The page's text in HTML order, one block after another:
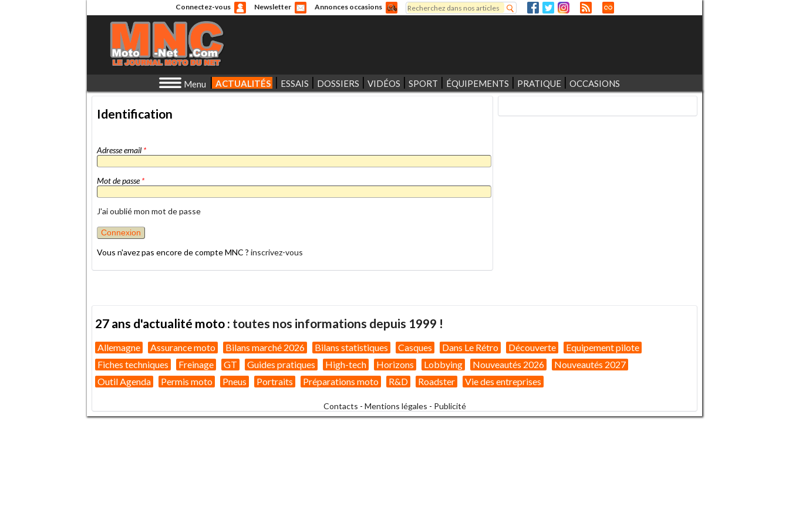
Connectez-vous Newsletter Annonces occasions
Formulaire de recherche
Rechercher
Menu ACTUALITÉS ESSAIS DOSSIERS VIDÉOS SPORT ÉQUIPEMENTS PRATIQUE OCCASIONS
Identification
Adresse email *
Mot de passe*
J'ai oublié mon mot de passe
Vous n'avez pas encore de compte MNC ? inscrivez-vous
27 ans d'actualité moto : toutes nos informations depuis 1999 !
Allemagne Assurance moto Bilans marché 2026 Bilans statistiques Casques Dans Le Rétro Découverte
Equipement pilote
Fiches techniques
Freinage GT Guides pratiques High-tech Horizons Lobbying Nouveautés 2026
Nouveautés 2027
Outil Agenda
Permis moto Pneus Portraits Préparations moto R&D Roadster Vie des entreprises
Contacts - Mentions légales - Publicité